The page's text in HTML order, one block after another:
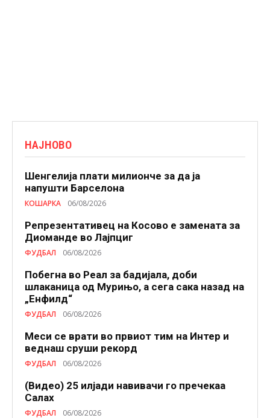
НАЈНОВО
Шенгелија плати милионче за да ја
напушти Барселона
КОШАРКА 06/08/2026
Репрезентативец на Косово е замената за
Диоманде во Лајпциг
ФУДБАЛ 06/08/2026
Побегна во Реал за бадијала, доби
шлаканица од Мурињо, а сега сака назад на
„Енфилд“
ФУДБАЛ 06/08/2026
Меси се врати во првиот тим на Интер и
веднаш сруши рекорд
ФУДБАЛ 06/08/2026
(Видео) 25 илјади навивачи го пречекаа
Салах
ФУДБАЛ 06/08/2026